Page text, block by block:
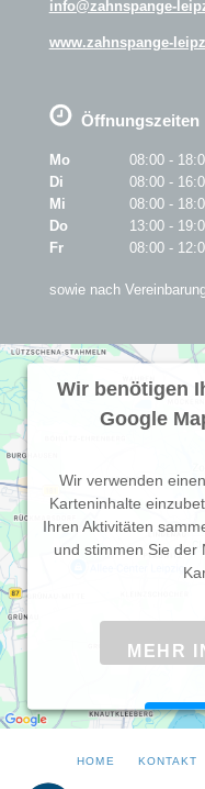
info@zahnspange-
www.zahnspange-
Öffnungszeiten
Mo
Di
Mi
Do
Fr
08:00 -
08:00 -
08:00 -
13:00 -
08:00 -
sowie nach
Wir benötigen
Google
Wir verwenden
Karteninhalte
Ihren Aktivitäten
und stimmen Sie der
MEHR
NAVIGATION
HOME KONTAKT